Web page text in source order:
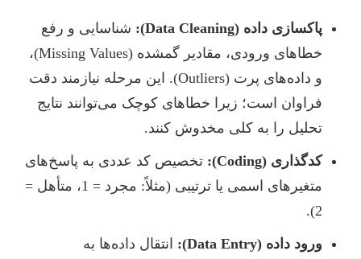
پاکسازی داده (Data Cleaning):
شناسایی و رفع
خطاهای ورودی، مقادیر گمشده (Missing Values)،
و داده‌های پرت (Outliers). این مرحله نیازمند دقت
فراوان است؛ زیرا خطاهای کوچک می‌توانند نتایج
تحلیل را به کلی مخدوش کنند.
کدگذاری (Coding):
تخصیص کد عددی به پاسخ‌های
متغیرهای اسمی یا ترتیبی (مثلاً: مجرد = 1، متأهل =
2).
ورود داده (Data Entry):
انتقال داده‌ها به